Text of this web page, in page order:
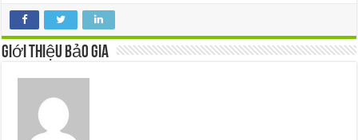
Giới thiệu Bảo Gia